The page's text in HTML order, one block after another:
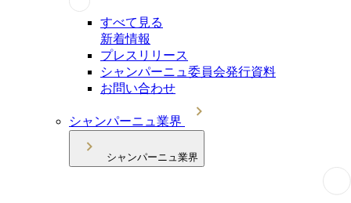
すべて見る
新着情報
プレスリリース
シャンパーニュ委員会発行資料
お問い合わせ
シャンパーニュ業界
シャンパーニュ業界